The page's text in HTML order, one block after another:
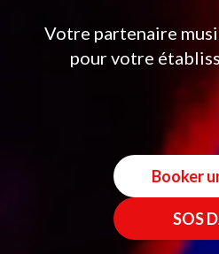
Votre partenaire
pour votre
Booker
SOS